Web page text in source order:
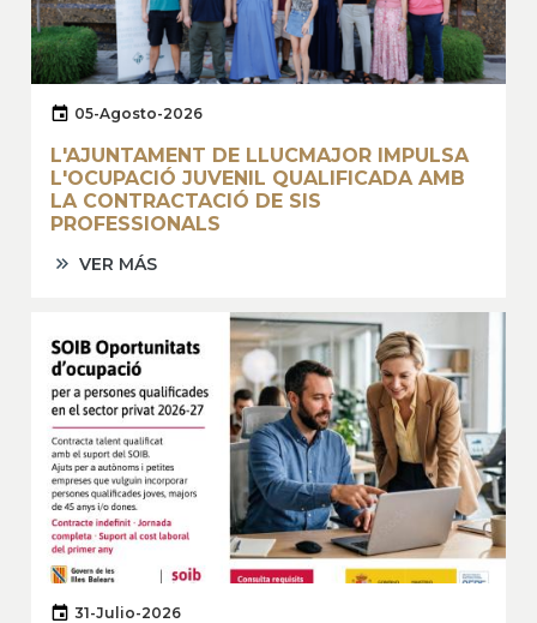
05-Agosto-2026
L'AJUNTAMENT DE LLUCMAJOR IMPULSA
L'OCUPACIÓ JUVENIL QUALIFICADA AMB
LA CONTRACTACIÓ DE SIS
PROFESSIONALS
VER MÁS
31-Julio-2026